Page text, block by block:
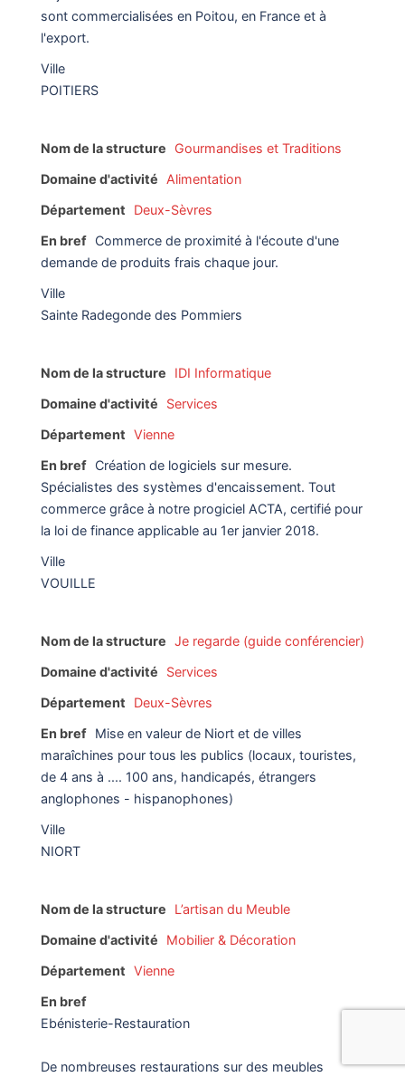
sont commercialisées en Poitou, en France et à
l'export.
Ville
POITIERS
Nom de la structure
Gourmandises et Traditions
Domaine d'activité
Alimentation
Département
Deux-Sèvres
En bref Commerce de proximité à l'écoute d'une
demande de produits frais chaque jour.
Ville
Sainte Radegonde des Pommiers
Nom de la structure
IDI Informatique
Domaine d'activité
Services
Département Vienne
En bref Création de logiciels sur mesure.
Spécialistes des systèmes d'encaissement. Tout
commerce grâce à notre progiciel ACTA, certifié pour
la loi de finance applicable au 1er janvier 2018.
Ville
VOUILLE
Nom de la structure Je regarde (guide conférencier)
Domaine d'activité
Services
Département
Deux-Sèvres
En bref Mise en valeur de Niort et de villes
maraîchines pour tous les publics (locaux, touristes,
de 4 ans à .... 100 ans, handicapés, étrangers
anglophones - hispanophones)
Ville
NIORT
Nom de la structure
L’artisan du Meuble
Domaine d'activité
Mobilier & Décoration
Département Vienne
En bref
Ebénisterie-Restauration
De nombreuses restaurations sur des meubles